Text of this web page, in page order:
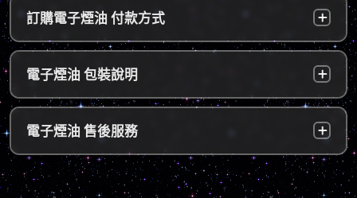
台灣本島：
a. 黑貓宅配：訂單成立後，24小時內寄出，2
～5個工作天內可送達指定地址。
b. 7-11便利店：訂單成立後，24小時內寄出，
2～5個工作天內可送達指定便利店。（ 如遇休
延。遇異常出貨情況，將另外通知您）。
*提示1：線上支付成功並至便利店取貨者須核
對證件，取貨人必須是商品託運單上的收件
人，收件人請勿使用暱稱、假名以免無法順利
取貨。
訂購電子煙油 付款方式
貨到付款：
使用貨到付款方式只需於配達貨物時，將訂單
款項以新台幣現金的方式繳款，即可完成付
款。
超商付款：
訂單送達門市後，會寄送簡訊通知取貨，請至
超商告知門市人員您訂購時所填寫的聯絡電話
後三碼，並付款取貨。
電子煙油 包裝說明
隱密包裝：
由於台灣法律政策原因，包裝上不會註明內容
物，謝謝理解。
電子煙油 售後服務
退換貨原則 包裹拆封請全程錄影，已確保雙方權益。